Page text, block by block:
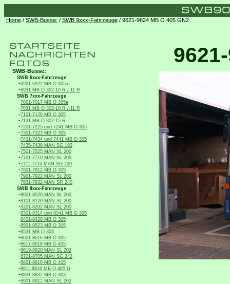
Home / SWB-Busse: / SWB 9xxx-Fahrzeuge / 9621-9624 MB O 405 GN2
SWB-Busse:
SWB 6xxx-Fahrzeuge
-6901-6922 MB O 305a
-6931 MB O 302-10 R /-11 R
SWB 7xxx-Fahrzeuge
-7001-7017 MB O 305a
-7031 MB O 302-10 R /-11 R
-7101-7126 MB O 305
-7131 MB O 302-15 R
-7201-7225 und 7241 MB O 305
-7301-7323 MB O 305
-7401-7434 und 7441 MB O 305
-7435-7439 MAN SG 192
-7501-7525 MAN SL 200
-7701-7710 MAN SL 200
-7711-7716 MAN SG 220
-7801-7812 MB O 305
-7901-7922 MAN SL 200
-7931-7932 MAN SR 240
SWB 8xxx-Fahrzeuge
-8001-8020 MAN SL 200
-8101-8120 MAN SL 200
-8201-8202 MAN SL 200
-8301-8314 und 8341 MB O 305
-8401-8420 MB O 305
-8501-8523 MB O 305
-8531 MB O 303
-8601-8616 MB O 305
-8617-8618 MB O 405
-8619-8620 MAN SL 202
-8701-8705 MAN SG 242
-8801-8810 MB O 405
-8811-8816 MB O 405 G
-8831-8832 MB O 303
-8901-8912 MAN SL 202